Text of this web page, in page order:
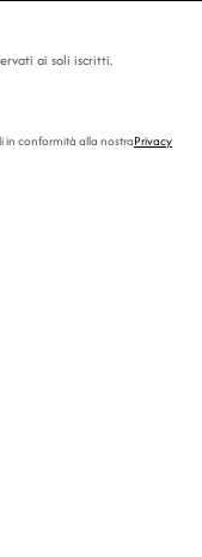
ai soli iscritti.
in conformità alla nostraPrivacy